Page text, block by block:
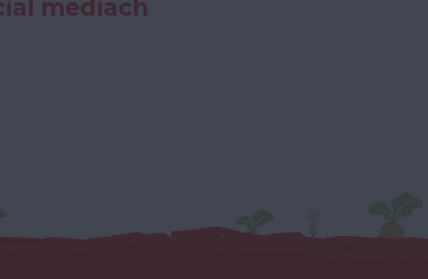
mediach